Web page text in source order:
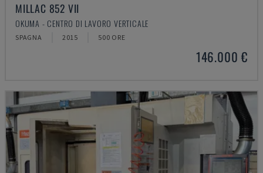
MILLAC 852 VII
OKUMA - CENTRO DI LAVORO VERTICALE
SPAGNA 2015 500 ORE
146.000 €